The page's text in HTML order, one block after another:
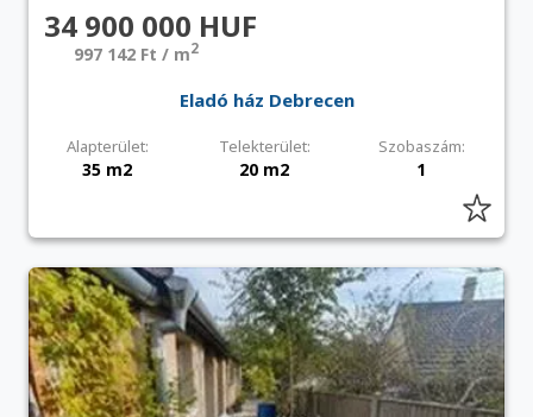
34 900 000 HUF
997 142 Ft / m2
Eladó ház Debrecen
Alapterület: Telekterület: Szobaszám:
35 m2 20 m2 1